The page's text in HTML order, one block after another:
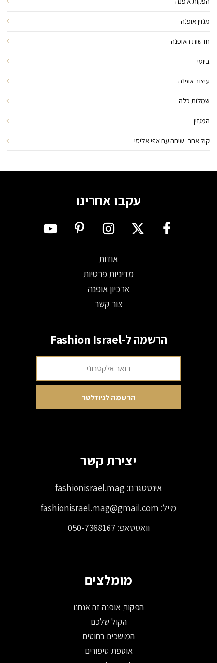
מגזין אופנה
חדשות האופנה
ביוטי
עיצוב אופנה
שמלות כלה
המגזין
קול אחר- שיחה עם אפי אליסי
עקבו אחרינו
אודות
מדיניות פרטיות
ארכיון אופנה
צור קשר
הרשמה ל-Fashion Israel
יצירת קשר
אינסטגרם:fashionisrael.mag
מייל: fashionisrael.mag@gmail.com
וואטסאפ: 050-7368167
מומלצים
הפקות אופנה זה אנחנו
הקול שלכם
המושכים בחוטים
אוספת סיפורים